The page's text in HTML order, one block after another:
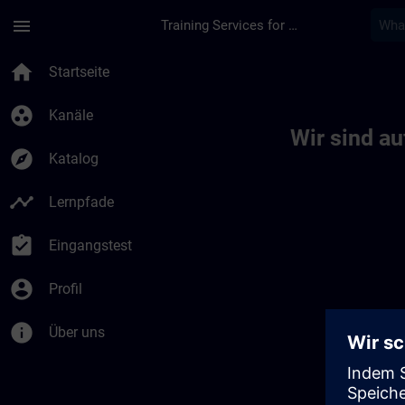
menu Training Services for Digital Industries
home Startseite
group_work Kanäle
explore Katalog
timeline Lernpfade
assignment_turned_in Eingangstest
account_circle Profil
info Über uns
Wir sind